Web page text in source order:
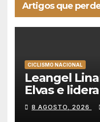
Artigos que
CICLISMO NACIONAL
Leangel
Elvas e
Tavfer-Ovos
Mortágua
8 AGOSTO, 2026